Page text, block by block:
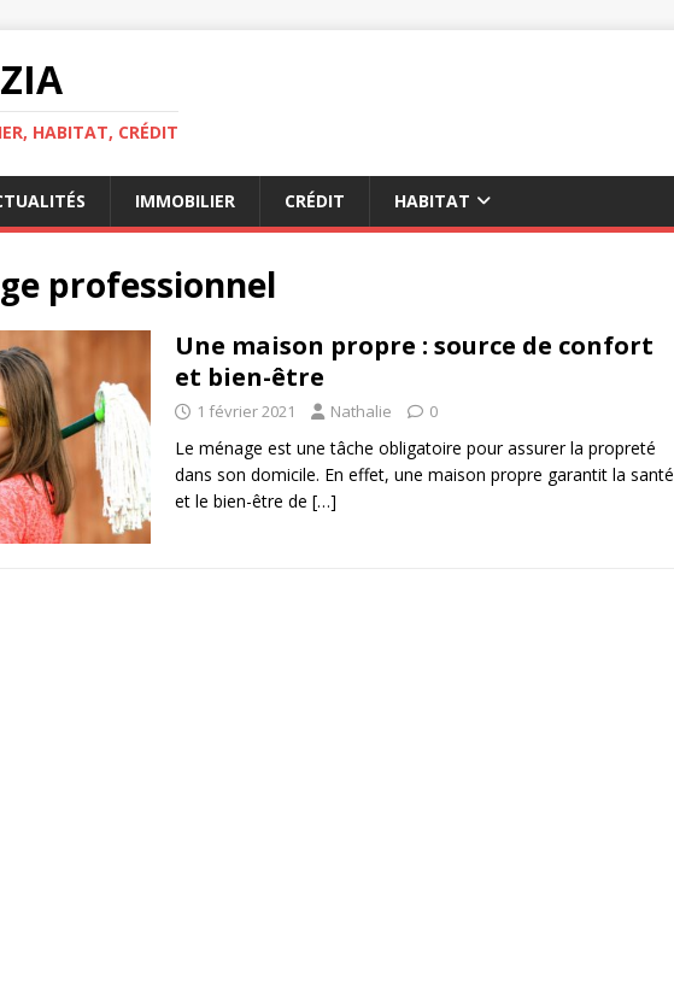
HABITAT, CRÉDIT
IMMOBILIER CRÉDIT HABITAT
professionnel
Une maison propre : source de confort
et bien-être
1 février 2021 Nathalie 0
Le ménage est une tâche obligatoire pour assurer la propreté
dans son domicile. En effet, une maison propre garantit la santé
et le bien-être de […]